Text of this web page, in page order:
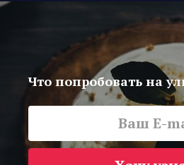
Что попробовать на